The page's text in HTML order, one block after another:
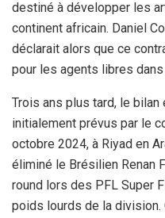
destiné à développer les
continent africain. Daniel
déclarait alors que ce
pour les agents libres
Trois ans plus tard, le
initialement prévus par le
octobre 2024, à Riyad en
éliminé le Brésilien Renan
round lors des PFL Super
poids lourds de la division.